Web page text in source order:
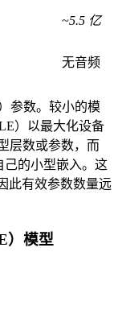
~5.5 亿
无音频
参数。较小的模
）以最大化设备
层数或参数，而
己的小型嵌入。这
此有效参数数量远
）模型